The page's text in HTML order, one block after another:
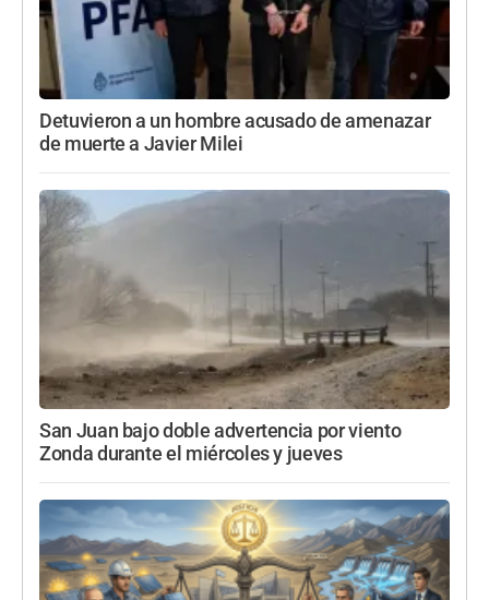
Detuvieron a un hombre acusado de amenazar
de muerte a Javier Milei
San Juan bajo doble advertencia por viento
Zonda durante el miércoles y jueves